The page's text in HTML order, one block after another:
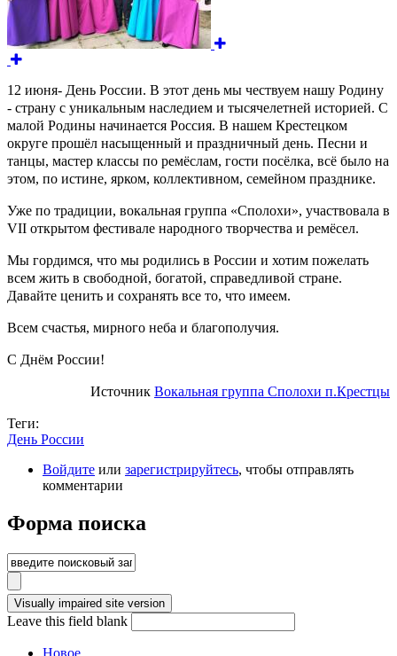
12 июня- День России. В этот день мы чествуем нашу Родину
- страну с уникальным наследием и тысячелетней историей. С
малой Родины начинается Россия. В нашем Крестецком
округе прошёл насыщенный и праздничный день. Песни и
танцы, мастер классы по ремёслам, гости посёлка, всё было на
этом, по истине, ярком, коллективном, семейном празднике.
Уже по традиции, вокальная группа «Сполохи», участвовала в
VII открытом фестивале народного творчества и ремёсел.
Мы гордимся, что мы родились в России и хотим пожелать
всем жить в свободной, богатой, справедливой стране.
Давайте ценить и сохранять все то, что имеем.
Всем счастья, мирного неба и благополучия.
С Днём России!
Источник Вокальная группа Сполохи п.Крестцы
Теги:
День России
Войдите или зарегистрируйтесь, чтобы отправлять
комментарии
Форма поиска
Leave this field blank
Новое